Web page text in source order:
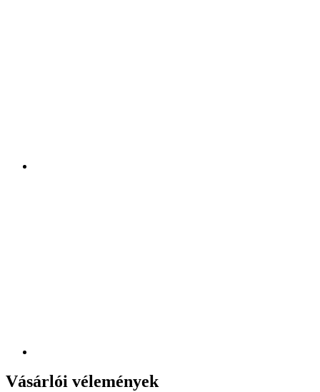
Vásárlói vélemények